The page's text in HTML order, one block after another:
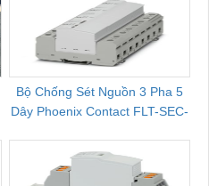
Bộ Chống Sét Nguồn 3 Pha 5
Dây Phoenix Contact FLT-SEC-